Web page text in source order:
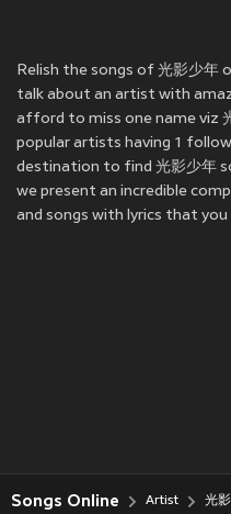
Relish the songs of 光影少年
talk about an artist with
afford to miss one name viz
popular artists having 1
destination to find 光影少年
we present an incredible
and songs with lyrics that
Songs Online Artist 光